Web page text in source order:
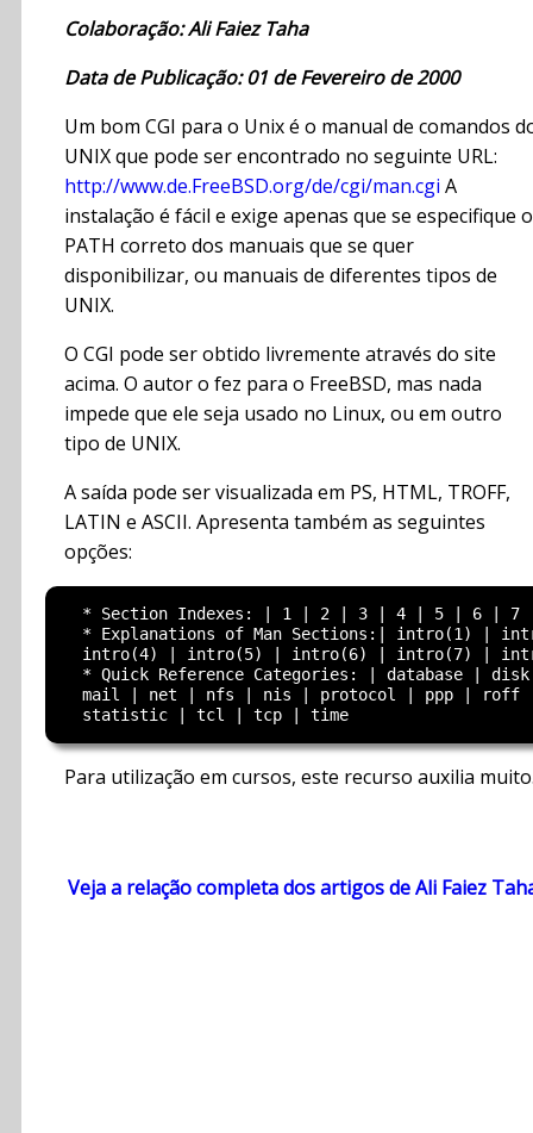
Colaboração: Ali Faiez Taha
Data de Publicação: 01 de Fevereiro de 2000
Um bom CGI para o Unix é o manual de comandos
UNIX que pode ser encontrado no seguinte URL:
http://www.de.FreeBSD.org/de/cgi/man.cgi A
instalação é fácil e exige apenas que se especifique o
PATH correto dos manuais que se quer
disponibilizar, ou manuais de diferentes tipos de
UNIX.
O CGI pode ser obtido livremente através do site
acima. O autor o fez para o FreeBSD, mas nada
impede que ele seja usado no Linux, ou em outro
tipo de UNIX.
A saída pode ser visualizada em PS, HTML, TROFF,
LATIN e ASCII. Apresenta também as seguintes
opções:
* Section Indexes: | 1 | 2 | 3 | 4 | 5 | 6 |
* Explanations of Man Sections:| intro(1) |
intro(4) | intro(5) | intro(6) | intro(7) |
* Quick Reference Categories: | database |
mail | net | nfs | nis | protocol | ppp | roff
Para utilização em cursos, este recurso auxilia
Veja a relação completa dos artigos de Ali Faiez